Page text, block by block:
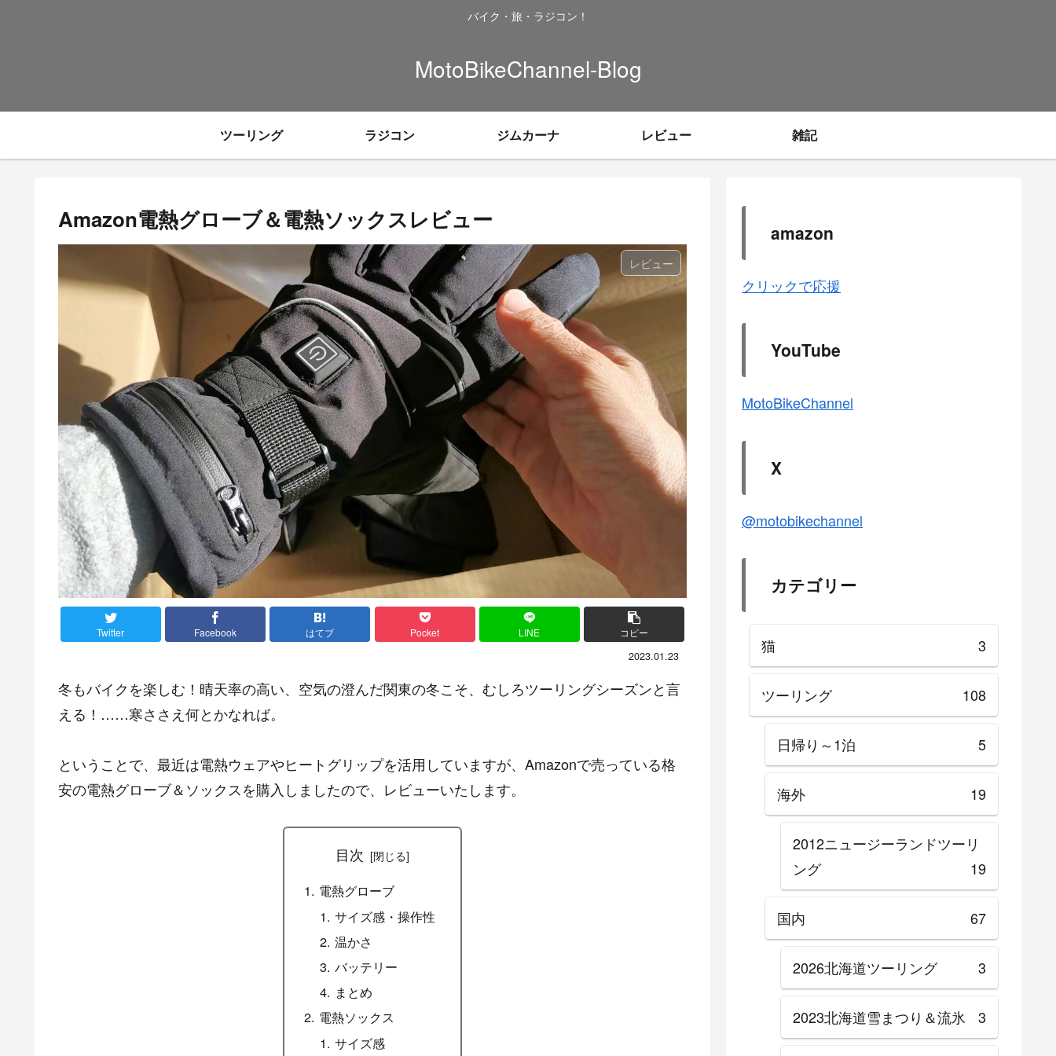
バイク・旅・ラジコン！
MotoBikeChannel-Blog
ツーリング ラジコン ジムカーナ レビュー 雑記
Amazon電熱グローブ＆電熱ソックスレビュー
レビュー
Twitter Facebook はてブ Pocket LINE コピー
2023.01.23
冬もバイクを楽しむ！晴天率の高い、空気の澄んだ関東の冬こそ、むしろツーリングシーズンと言
える！……寒ささえ何とかなれば。
ということで、最近は電熱ウェアやヒートグリップを活用していますが、Amazonで売っている格
安の電熱グローブ＆ソックスを購入しましたので、レビューいたします。
目次
電熱グローブ
サイズ感・操作性
温かさ
バッテリー
まとめ
電熱ソックス
サイズ感
amazon
クリックで応援
YouTube
MotoBikeChannel
X
@motobikechannel
カテゴリー
猫 3
ツーリング 108
日帰り～1泊 5
海外 19
2012ニュージーランドツーリ
ング
19
国内 67
2026北海道ツーリング 3
2023北海道雪まつり＆流氷 3